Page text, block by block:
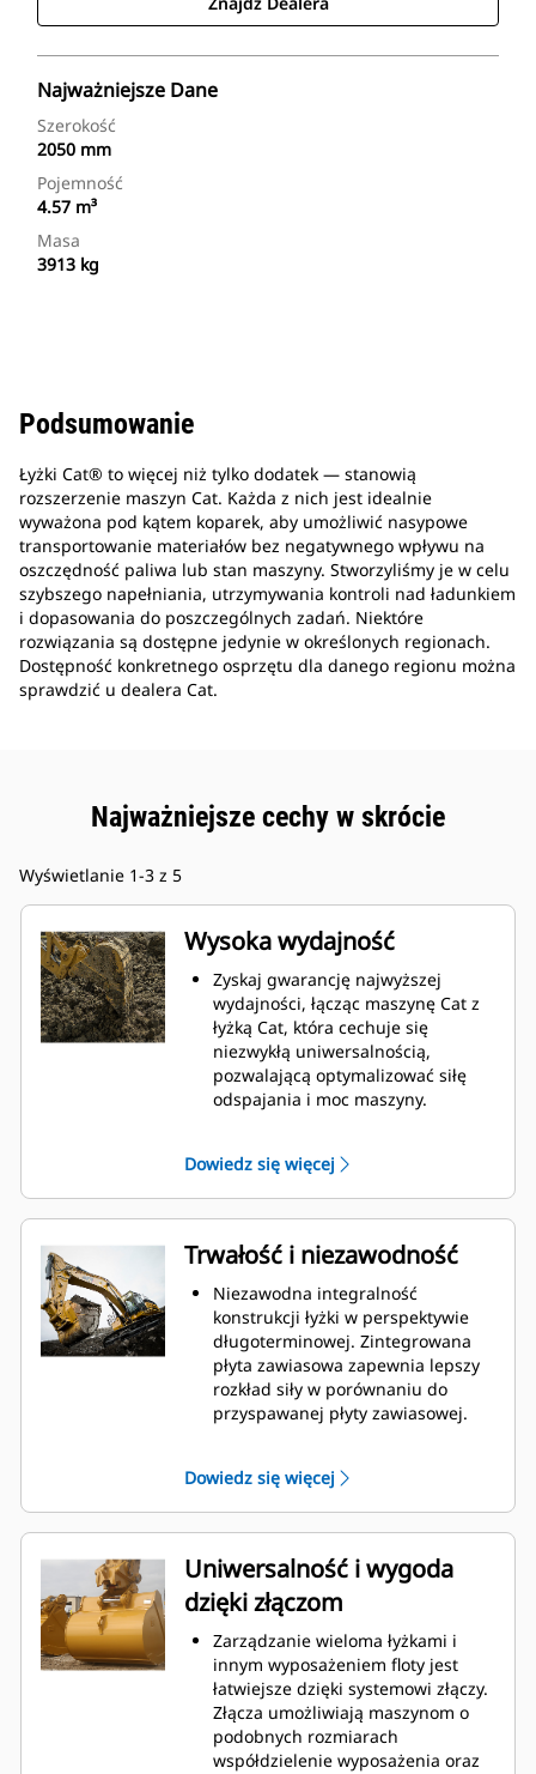
Najważniejsze Dane
Szerokość
2050 mm
Pojemność
4.57 m³
Masa
3913 kg
Podsumowanie
Łyżki Cat® to więcej niż tylko dodatek — stanowią
rozszerzenie maszyn Cat. Każda z nich jest idealnie
wyważona pod kątem koparek, aby umożliwić nasypowe
transportowanie materiałów bez negatywnego wpływu na
oszczędność paliwa lub stan maszyny. Stworzyliśmy je w celu
szybszego napełniania, utrzymywania kontroli nad ładunkiem
i dopasowania do poszczególnych zadań. Niektóre
rozwiązania są dostępne jedynie w określonych regionach.
Dostępność konkretnego osprzętu dla danego regionu można
sprawdzić u dealera Cat.
Najważniejsze cechy w skrócie
Wyświetlanie 1-3 z 5
Wysoka wydajność
Zyskaj gwarancję najwyższej
wydajności, łącząc maszynę Cat z
łyżką Cat, która cechuje się
niezwykłą uniwersalnością,
pozwalającą optymalizować siłę
odspajania i moc maszyny.
materiału na łyżkę. Zwiększony
prześwit lemiesza zapewnia
zmniejszony opór dolnej części
łyżki, co obniża koszty związane z
konserwacją.
Zużycie paliwa jest najwyższe
podczas kopania. Łyżki Cat
gwarantują szybkie cięcie
materiału w celu zwiększenia
ogólnej wydajności pracy maszyny.
Możesz załadować większą ilość
pozwalają utrzymać większość
materiału w łyżce podczas każdego
załadunku.
Dowiedz się więcej
Trwałość i niezawodność
Niezawodna integralność
konstrukcji łyżki w perspektywie
długoterminowej. Zintegrowana
płyta zawiasowa zapewnia lepszy
rozkład siły w porównaniu do
przyspawanej płyty zawiasowej.
odpornej na ścieranie stali,
zwłaszcza w przypadku
podzespołów podatnych na
nadmierne zużycie.
Chroń najważniejsze, podatne na
zużycie obszary łyżki za pomocą
osprzętu do prac ziemnych (GET)
Cat.
Zwiększ produkcję w
wymagających zastosowaniach,
ułatw penetrację podczas
stertowania i skróć czas trwania
®
Dowiedz się więcej
Uniwersalność i wygoda
dzięki złączom
Zarządzanie wieloma łyżkami i
innym wyposażeniem floty jest
łatwiejsze dzięki systemowi złączy.
Złącza umożliwiają maszynom o
podobnych rozmiarach
współdzielenie wyposażenia oraz